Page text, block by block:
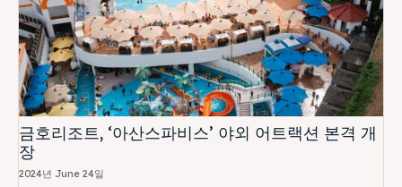
금호리조트, ‘아산스파비스’ 야외 어트랙션 본격 개
장
2024년 June 24일